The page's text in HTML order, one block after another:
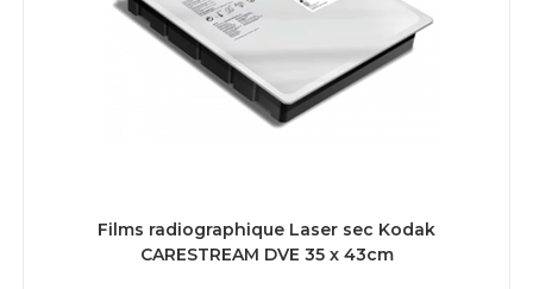
Films radiographique Laser sec Kodak
CARESTREAM DVE 35 x 43cm